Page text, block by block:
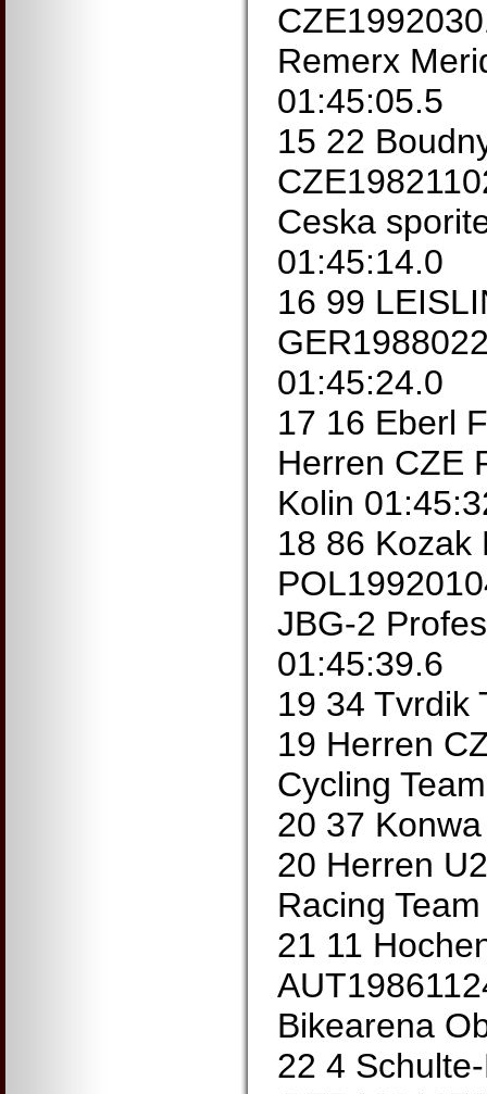
Remerx
01:45:05.5
15 22
Ceska
01:45:14.0
16 99
01:45:24.0
17 16 Eberl
Herren CZE
Kolin
18 86 Kozak
JBG-2
01:45:39.6
19 34 Tvrdik
19 Herren
Cycling
20 37
20 Herren
Racing
21 11
Bikearena
22 4